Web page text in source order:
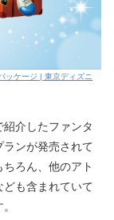
ッケージ | 東京ディズニ
介したファンタ
ンが発売されて
ろん、他のアト
も含まれていて